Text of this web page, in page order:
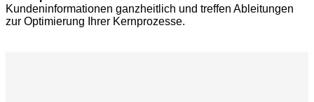
Kundeninformationen ganzheitlich und treffen Ableitungen
zur Optimierung Ihrer Kernprozesse.